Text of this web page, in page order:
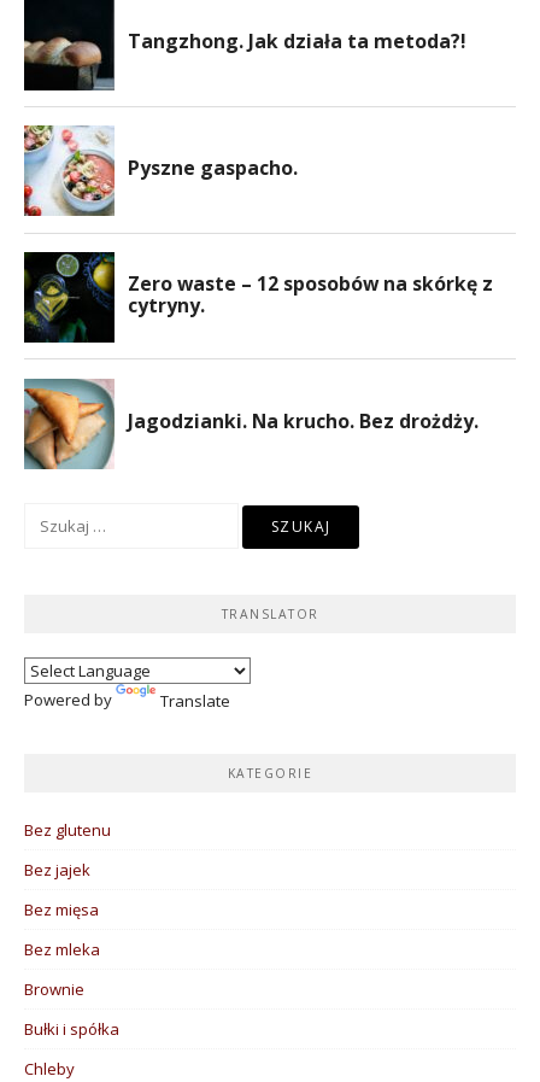
Szukaj:
TRANSLATOR
Powered by Translate
KATEGORIE
Bez glutenu
Bez jajek
Bez mięsa
Bez mleka
Brownie
Bułki i spółka
Chleby